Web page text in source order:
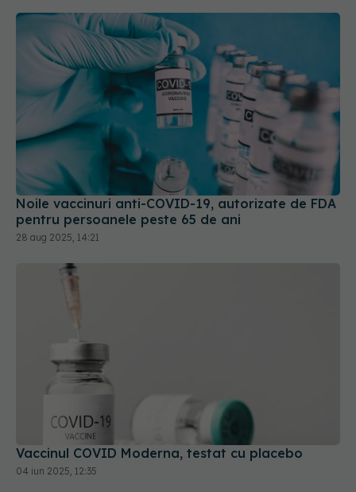
Noile vaccinuri anti-COVID-19, autorizate de FDA
pentru persoanele peste 65 de ani
28 aug 2025, 14:21
Vaccinul COVID Moderna, testat cu placebo
04 iun 2025, 12:35